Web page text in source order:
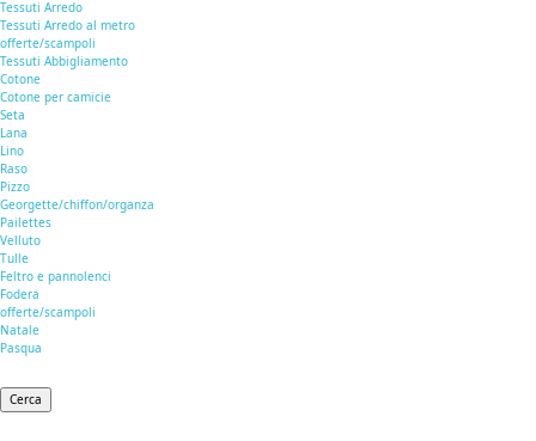
Tessuti Arredo
Tessuti Arredo al metro
offerte/scampoli
Tessuti Abbigliamento
Cotone
Cotone per camicie
Seta
Lana
Lino
Raso
Pizzo
Georgette/chiffon/organza
Pailettes
Velluto
Tulle
Feltro e pannolenci
Fodera
offerte/scampoli
Natale
Pasqua
Cerca